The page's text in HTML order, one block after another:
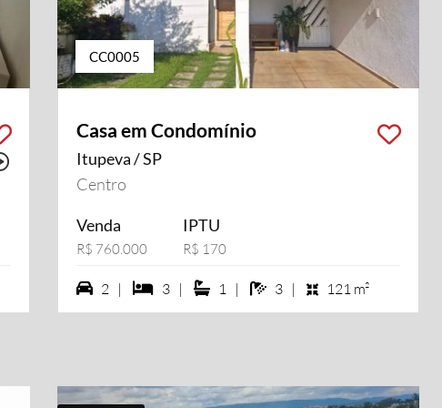
Possui vídeo
CC0005
Casa em Condomínio
Itupeva / SP
Centro
Venda
R$ 760.000
IPTU
R$ 170
2 vagas na garagem
2 | 3 dormiórios
3 | 1 suítes
1 | 3 banheiros
3 | 121 m²